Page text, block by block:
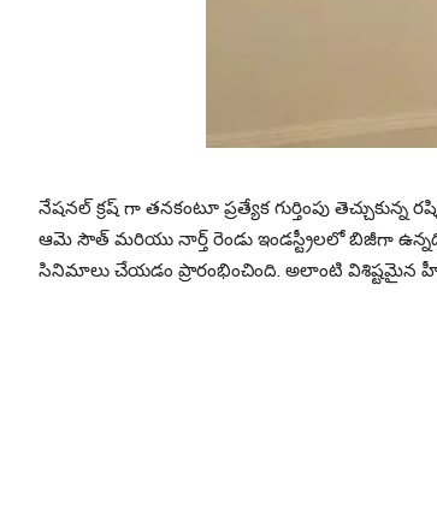
నేషనల్ క్రష్ గా తనకంటూ ప్రత్యేక గుర్తింపు తెచ్చుకున్న
ఆమె సౌత్ మరియు నార్త్ రెండు ఇండస్ట్రీలలో బిజీగా
సినిమాలు చేయడం ప్రారంభించింది. అలాంటి విశిష్టమైన